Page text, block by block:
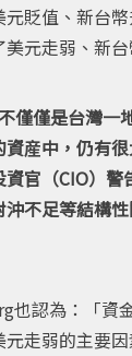
貶值、新台
元走弱、新台
僅僅是台灣一
産中，仍有
官（CIO）
不足等結構
認為：「資
走弱的主要